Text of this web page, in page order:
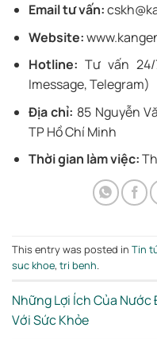
Email tư vấn:
Website:
Hotline: Tư vấn
Imessage, Telegram)
Địa chỉ: 85 Nguyễn
TP Hồ Chí Minh
Thời gian làm việc:
This entry was posted in Tin
suc khoe, tri benh.
Những Lợi Ích Của Nước
Với Sức Khỏe